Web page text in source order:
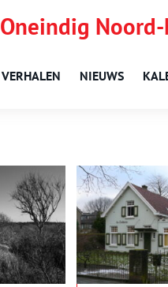
Oneindig
VERHALEN NIEUWS